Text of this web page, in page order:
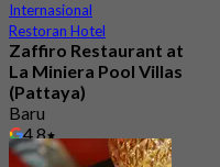
Internasional
Restoran Hotel
Zaffiro Restaurant at
La Miniera Pool Villas
(Pattaya)
Baru
4.8
Dari ฿ 525